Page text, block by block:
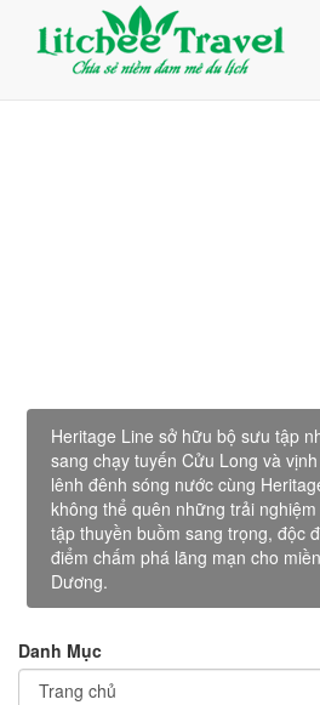
Giỏ Hàng (0)
Đăng nhập
Đăng ký
Heritage Line sở hữu bộ sưu tập
sang chạy tuyến Cửu Long và
lênh đênh sóng nước cùng
không thể quên những trải
tập thuyền buồm sang trọng, độc
điểm chấm phá lãng mạn cho
Dương.
Danh Mục